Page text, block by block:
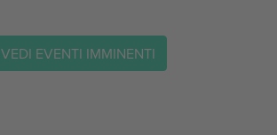
VEDI EVENTI IMMINENTI